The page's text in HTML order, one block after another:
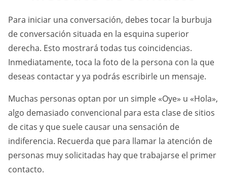
Para iniciar una conversación, debes tocar la burbuja
de conversación situada en la esquina superior
derecha. Esto mostrará todas tus coincidencias.
Inmediatamente, toca la foto de la persona con la que
deseas contactar y ya podrás escribirle un mensaje.
Muchas personas optan por un simple «Oye» u «Hola»,
algo demasiado convencional para esta clase de sitios
de citas y que suele causar una sensación de
indiferencia. Recuerda que para llamar la atención de
personas muy solicitadas hay que trabajarse el primer
contacto.